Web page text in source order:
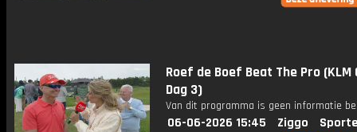
Roef de Boef Beat The Pro (KLM
Dag 3)
Van dit programma is geen informatie
06-06-2026 15:45 Ziggo